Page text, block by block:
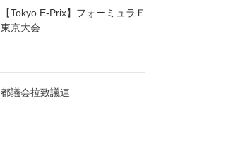
【Tokyo E-Prix】フォーミュラＥ
東京大会
都議会拉致議連